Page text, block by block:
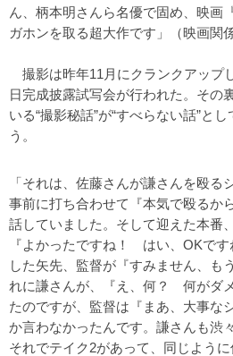
ん、柄本明さんら名優で固め、映画
ガホンを取る超大作です」（映画関係
撮影は昨年11月にクランクアップ
日完成披露試写会が行われた。その
いる“撮影秘話”が“すべらない話”と
う。
「それは、佐藤さんが謙さんを殴る
事前に打ち合わせて『本気で殴るか
話していました。そして迎えた本番
『よかったですね！ はい、OKで
した矢先、監督が『すみません、も
れに謙さんが、『え、何？ 何がダ
たのですが、監督は『まあ、大事な
か言わなかったんです。謙さんも渋
それでテイク2があって、同じよう